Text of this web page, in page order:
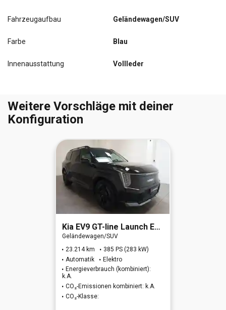
Fahrzeugaufbau Geländewagen/SUV
Farbe Blau
Innenausstattung Vollleder
Weitere Vorschläge mit deiner
Konfiguration
Kia EV9 GT-line Launch Edition 4WD
Geländewagen/SUV
23.214 km
385 PS (283 kW)
Automatik
Elektro
Energieverbrauch (kombiniert):
k.A.
CO₂-Emissionen kombiniert: k.A.
CO₂-Klasse: